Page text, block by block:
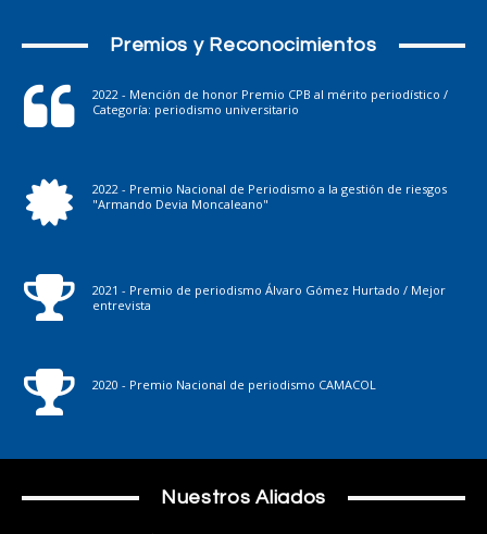
Premios y Reconocimientos
2022 - Mención de honor Premio CPB al mérito periodístico /
Categoría: periodismo universitario
2022 - Premio Nacional de Periodismo a la gestión de riesgos
"Armando Devia Moncaleano"
2021 - Premio de periodismo Álvaro Gómez Hurtado / Mejor
entrevista
2020 - Premio Nacional de periodismo CAMACOL
Nuestros Aliados